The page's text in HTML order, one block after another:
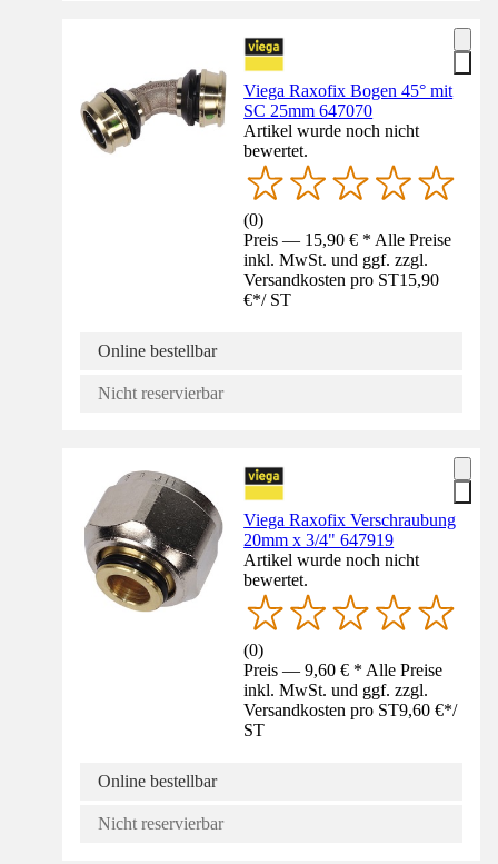
Viega Raxofix Bogen 45° mit
SC 25mm 647070
Artikel wurde noch nicht
bewertet.
(0)
Preis — 15,90 € * Alle Preise
inkl. MwSt. und ggf. zzgl.
Versandkosten pro ST15,90
€*/ ST
Online bestellbar
Nicht reservierbar
Viega Raxofix Verschraubung
20mm x 3/4" 647919
Artikel wurde noch nicht
bewertet.
(0)
Preis — 9,60 € * Alle Preise
inkl. MwSt. und ggf. zzgl.
Versandkosten pro ST9,60 €*/
ST
Online bestellbar
Nicht reservierbar